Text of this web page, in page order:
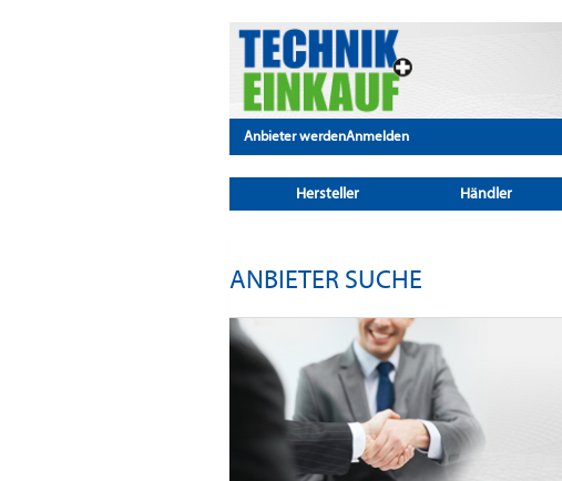
Anbieter werdenAnmelden
Hersteller Händler
ANBIETER SUCHE